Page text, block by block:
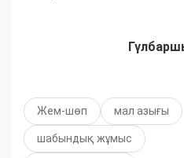
Жем-шөп мал азығы
шабындық жұмыс